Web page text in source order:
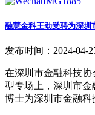
融慧金科王劲受聘为深圳
发布时间：2024-04-
在深圳市金融科技
型专场上，深圳市
博士为深圳市金融科